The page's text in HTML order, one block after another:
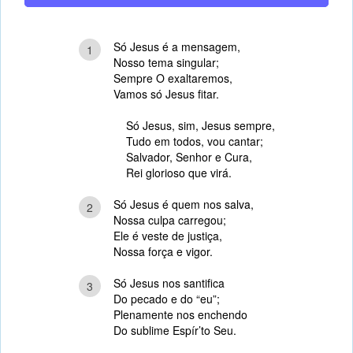
1
Só Jesus é a mensagem,
Nosso tema singular;
Sempre O exaltaremos,
Vamos só Jesus fitar.
Só Jesus, sim, Jesus sempre,
Tudo em todos, vou cantar;
Salvador, Senhor e Cura,
Rei glorioso que virá.
2
Só Jesus é quem nos salva,
Nossa culpa carregou;
Ele é veste de justiça,
Nossa força e vigor.
3
Só Jesus nos santifica
Do pecado e do “eu”;
Plenamente nos enchendo
Do sublime Espír’to Seu.